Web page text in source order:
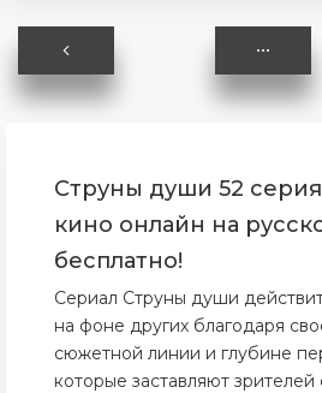
Струны души 52
кино онлайн на
бесплатно!
Сериал Струны души
на фоне других благодаря
сюжетной линии и глубине
которые заставляют